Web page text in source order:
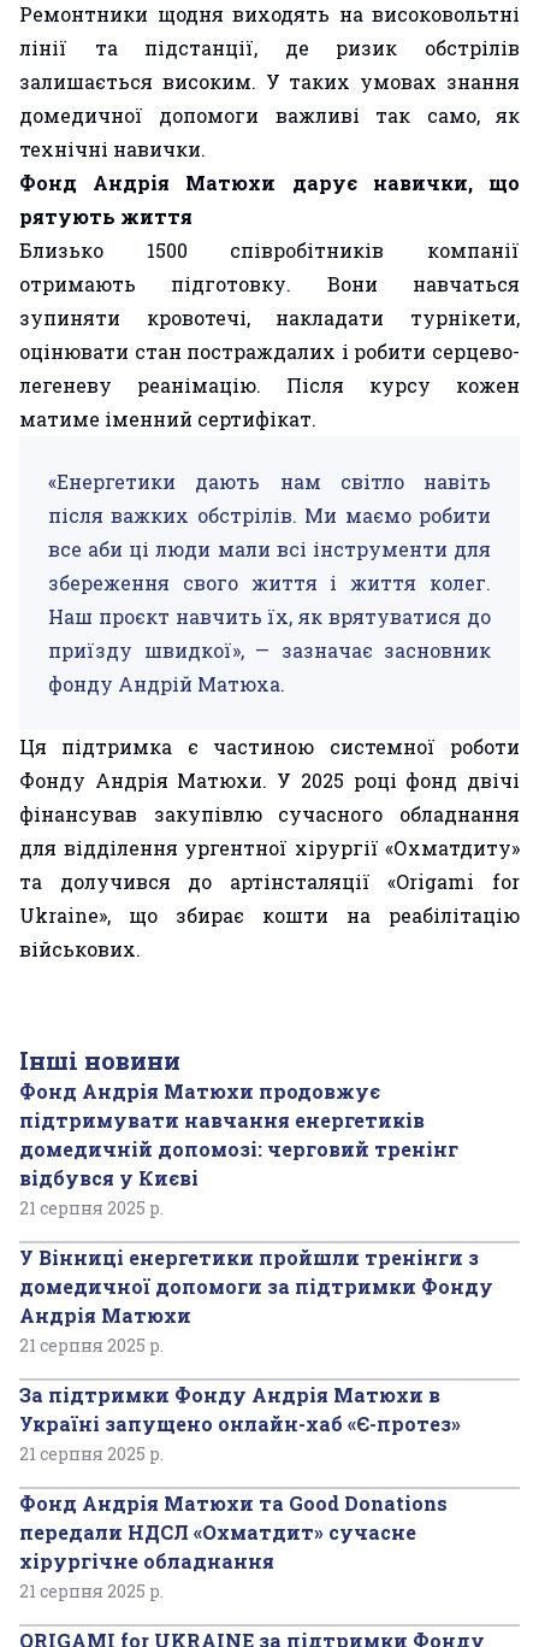
Ремонтники щодня виходять на високовольтні
лінії та підстанції, де ризик обстрілів
залишається високим. У таких умовах знання
домедичної допомоги важливі так само, як
технічні навички.
Фонд Андрія Матюхи дарує навички, що
рятують життя
Близько 1500 співробітників компанії
отримають підготовку. Вони навчаться
зупиняти кровотечі, накладати турнікети,
оцінювати стан постраждалих і робити серцево-
легеневу реанімацію. Після курсу кожен
матиме іменний сертифікат.
«Енергетики дають нам світло навіть
після важких обстрілів. Ми маємо робити
все аби ці люди мали всі інструменти для
збереження свого життя і життя колег.
Наш проєкт навчить їх, як врятуватися до
приїзду швидкої», — зазначає засновник
фонду Андрій Матюха.
Ця підтримка є частиною системної роботи
Фонду Андрія Матюхи. У 2025 році фонд двічі
фінансував закупівлю сучасного обладнання
для відділення ургентної хірургії «Охматдиту»
та долучився до артінсталяції «Origami for
Ukraine», що збирає кошти на реабілітацію
військових.
Інші новини
Фонд Андрія Матюхи продовжує
підтримувати навчання енергетиків
домедичній допомозі: черговий тренінг
відбувся у Києві
21 серпня 2025 р.
У Вінниці енергетики пройшли тренінги з
домедичної допомоги за підтримки Фонду
Андрія Матюхи
21 серпня 2025 р.
За підтримки Фонду Андрія Матюхи в
Україні запущено онлайн-хаб «Є-протез»
21 серпня 2025 р.
Фонд Андрія Матюхи та Good Donations
передали НДСЛ «Охматдит» сучасне
хірургічне обладнання
21 серпня 2025 р.
ORIGAMI for UKRAINE за підтримки Фонду